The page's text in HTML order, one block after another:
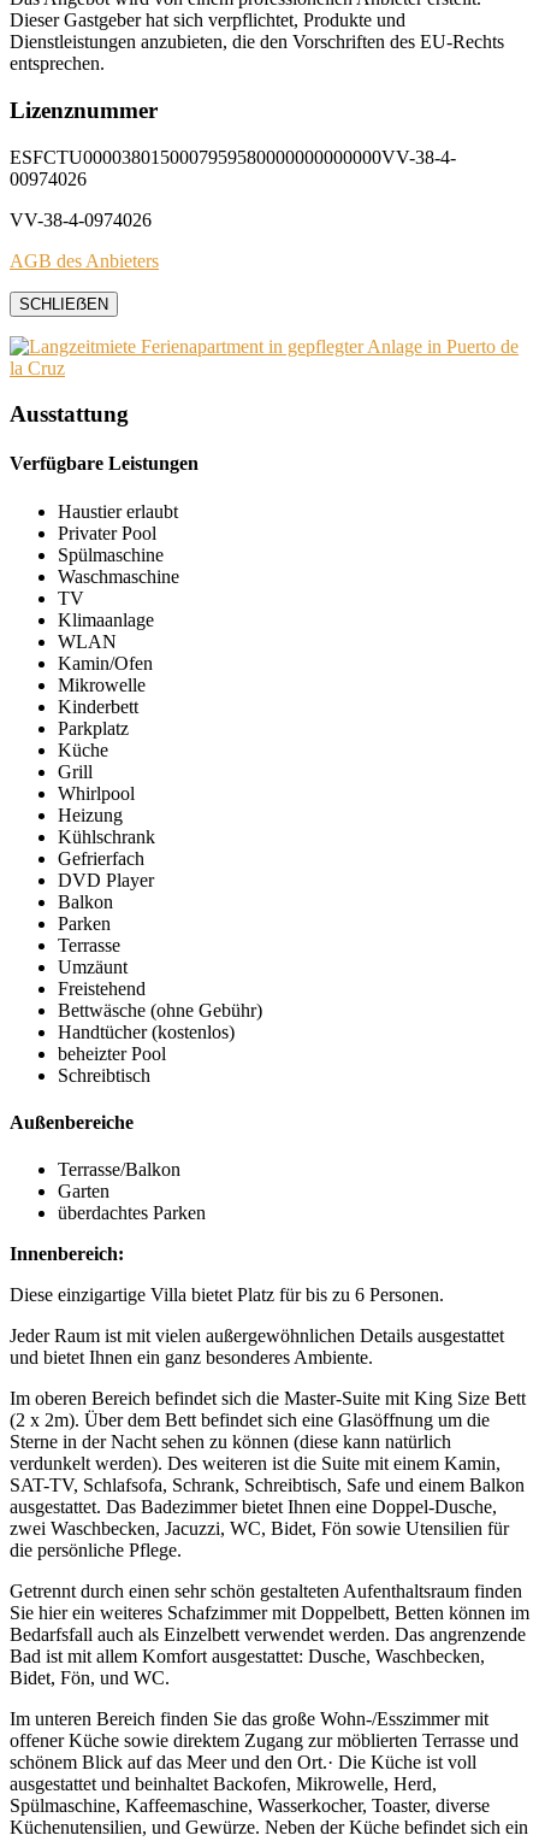
Dieser Gastgeber hat sich verpflichtet, Produkte und
Dienstleistungen anzubieten, die den Vorschriften des EU-Rechts
entsprechen.
Lizenznummer
ESFCTU0000380150007959580000000000000VV-38-4-
00974026
VV-38-4-0974026
AGB des Anbieters
SCHLIEẞEN
Ausstattung
Verfügbare Leistungen
Haustier erlaubt
Privater Pool
Spülmaschine
Waschmaschine
TV
Klimaanlage
WLAN
Kamin/Ofen
Mikrowelle
Kinderbett
Parkplatz
Küche
Grill
Whirlpool
Heizung
Kühlschrank
Gefrierfach
DVD Player
Balkon
Parken
Terrasse
Umzäunt
Freistehend
Bettwäsche (ohne Gebühr)
Handtücher (kostenlos)
beheizter Pool
Schreibtisch
Außenbereiche
Terrasse/Balkon
Garten
überdachtes Parken
Innenbereich:
Diese einzigartige Villa bietet Platz für bis zu 6 Personen.
Jeder Raum ist mit vielen außergewöhnlichen Details ausgestattet
und bietet Ihnen ein ganz besonderes Ambiente.
Im oberen Bereich befindet sich die Master-Suite mit King Size Bett
(2 x 2m). Über dem Bett befindet sich eine Glasöffnung um die
Sterne in der Nacht sehen zu können (diese kann natürlich
verdunkelt werden). Des weiteren ist die Suite mit einem Kamin,
SAT-TV, Schlafsofa, Schrank, Schreibtisch, Safe und einem Balkon
ausgestattet. Das Badezimmer bietet Ihnen eine Doppel-Dusche,
zwei Waschbecken, Jacuzzi, WC, Bidet, Fön sowie Utensilien für
die persönliche Pflege.
Getrennt durch einen sehr schön gestalteten Aufenthaltsraum finden
Sie hier ein weiteres Schafzimmer mit Doppelbett, Betten können im
Bedarfsfall auch als Einzelbett verwendet werden. Das angrenzende
Bad ist mit allem Komfort ausgestattet: Dusche, Waschbecken,
Bidet, Fön, und WC.
Im unteren Bereich finden Sie das große Wohn-/Esszimmer mit
offener Küche sowie direktem Zugang zur möblierten Terrasse und
schönem Blick auf das Meer und den Ort.· Die Küche ist voll
ausgestattet und beinhaltet Backofen, Mikrowelle, Herd,
Spülmaschine, Kaffeemaschine, Wasserkocher, Toaster, diverse
Küchenutensilien, und Gewürze. Neben der Küche befindet sich ein